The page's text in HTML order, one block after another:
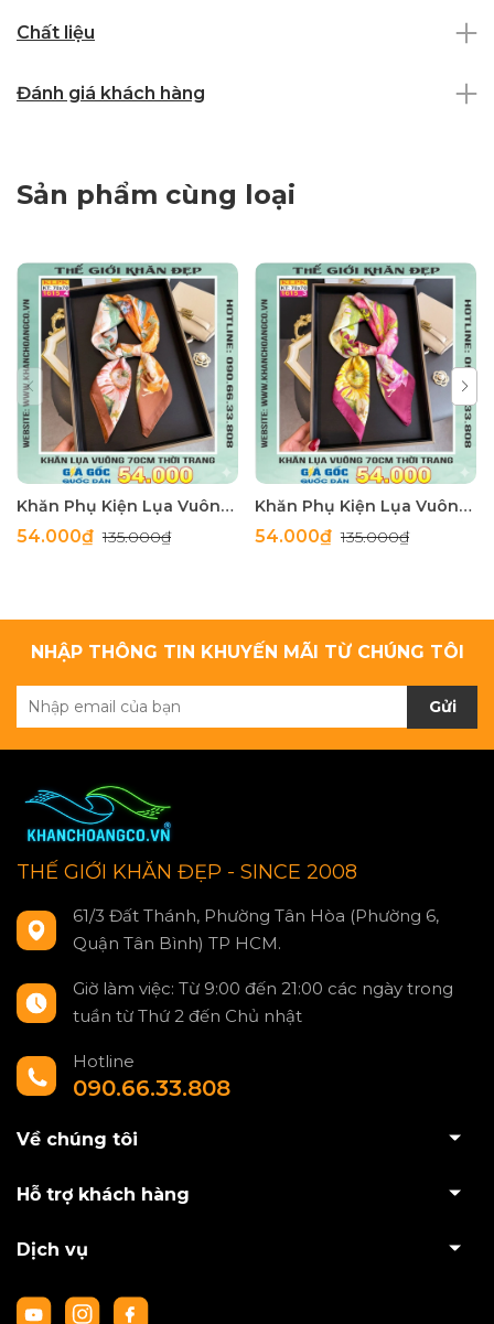
Chất liệu
Đánh giá khách hàng
Sản phẩm cùng loại
Khăn Phụ Kiện Lụa Vuông 70cm - Thế Giới Khăn Đẹp C1062_4
54.000₫135.000₫
Khăn Phụ Kiện Lụa Vuông 70cm - Thế Giới Khăn Đẹp C1062_3
54.000₫135.000₫
NHẬP THÔNG TIN KHUYẾN MÃI TỪ CHÚNG TÔI
Gửi
THẾ GIỚI KHĂN ĐẸP - SINCE 2008
61/3 Đất Thánh, Phường Tân Hòa (Phường 6,
Quận Tân Bình) TP HCM.
Giờ làm việc: Từ 9:00 đến 21:00 các ngày trong
tuần từ Thứ 2 đến Chủ nhật
Hotline
090.66.33.808
Về chúng tôi
Hỗ trợ khách hàng
Dịch vụ